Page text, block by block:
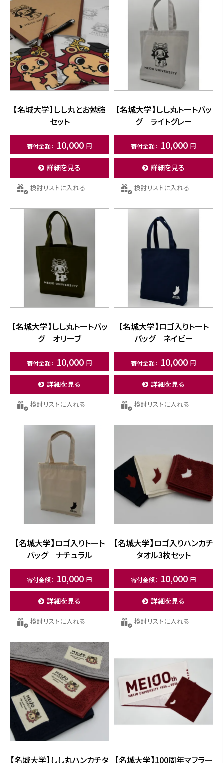
【名城大学】しし丸とお勉強
セット
10,000
詳細を見る
検討リストに入れる
【名城大学】しし丸トートバッ
グ ライトグレー
10,000
詳細を見る
検討リストに入れる
【名城大学】しし丸トートバッ
グ オリーブ
10,000
詳細を見る
検討リストに入れる
【名城大学】ロゴ入りトート
バッグ ネイビー
10,000
詳細を見る
検討リストに入れる
【名城大学】ロゴ入りトート
バッグ ナチュラル
10,000
詳細を見る
検討リストに入れる
【名城大学】ロゴ入りハンカチ
タオル3枚セット
10,000
詳細を見る
検討リストに入れる
【名城大学】しし丸ハンカチタ 【名城大学】100周年マフラー